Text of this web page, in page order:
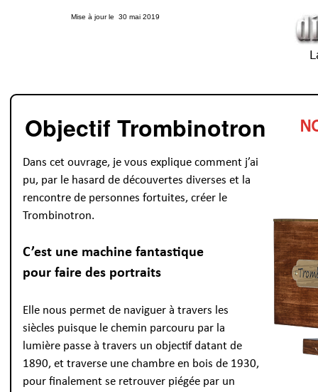
Mise à jour le 30 mai 2019
Dans cet ouvrage, je vous explique comment j’ai
pu, par le hasard de découvertes diverses et la
rencontre de personnes fortuites, créer le
Trombinotron.
C’est une machine fantastique
pour faire des portraits
Elle nous permet de naviguer à travers les
siècles puisque le chemin parcouru par la
lumière passe à travers un objectif datant de
1890, et traverse une chambre en bois de 1930,
pour finalement se retrouver piégée par un
Objectif Trombinotron